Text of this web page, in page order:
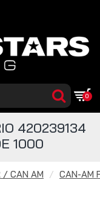
0
/ CAN AM CAN-AM
420239134
1000